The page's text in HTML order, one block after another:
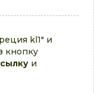
kl1" и
кнопку
и